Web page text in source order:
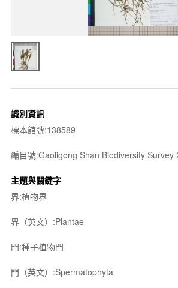
識別資訊
標本館號:138589
編目號:Gaoligong Shan Biodiversity Survey
主題與關鍵字
界:植物界
界（英文）:Plantae
門:種子植物門
門（英文）:Spermatophyta